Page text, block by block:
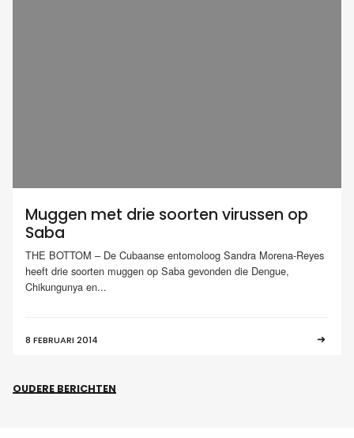
Muggen met drie soorten virussen op
Saba
THE BOTTOM – De Cubaanse entomoloog Sandra Morena-Reyes
heeft drie soorten muggen op Saba gevonden die Dengue,
Chikungunya en...
8 FEBRUARI 2014
OUDERE BERICHTEN